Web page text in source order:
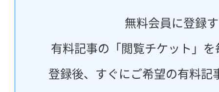
無料会員に登録
有料記事の「閲覧チケット」
登録後、すぐにご希望の有料記